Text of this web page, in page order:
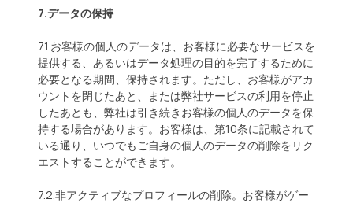
7.データの保持
7.1.お客様の個人のデータは、お客様に必要なサービスを
提供する、あるいはデータ処理の目的を完了するために
必要となる期間、保持されます。ただし、お客様がアカ
ウントを閉じたあと、または弊社サービスの利用を停止
したあとも、弊社は引き続きお客様の個人のデータを保
持する場合があります。お客様は、第10条に記載されて
いる通り、いつでもご自身の個人のデータの削除をリク
エストすることができます。
7.2.非アクティブなプロフィールの削除。お客様がゲー